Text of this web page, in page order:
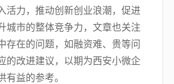
活力，推动创新创业浪潮，促进
城市的整体竞争力，文章也关注
存在的问题，如融资难、贵等问
的改进建议，以期为西安小微企
有益的参考。